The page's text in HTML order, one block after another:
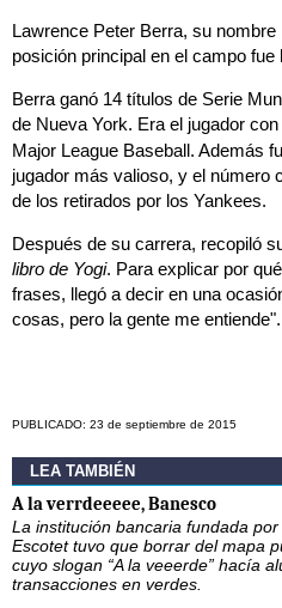
Lawrence Peter Berra, su
posición principal en el campo fue
Berra ganó 14 títulos de Serie
de Nueva York. Era el jugador
Major League Baseball. Además
jugador más valioso, y el número
de los retirados por los Yankees.
Después de su carrera, recopiló
libro de Yogi. Para explicar por
frases, llegó a decir en una
cosas, pero la gente me entiende".
PUBLICADO: 23 de septiembre de 2015
LEA TAMBIÉN
A la verrdeeeee, Banesco
La institución bancaria fundada
Escotet tuvo que borrar del mapa
cuyo slogan “A la veeerde” hacía
transacciones en verdes.